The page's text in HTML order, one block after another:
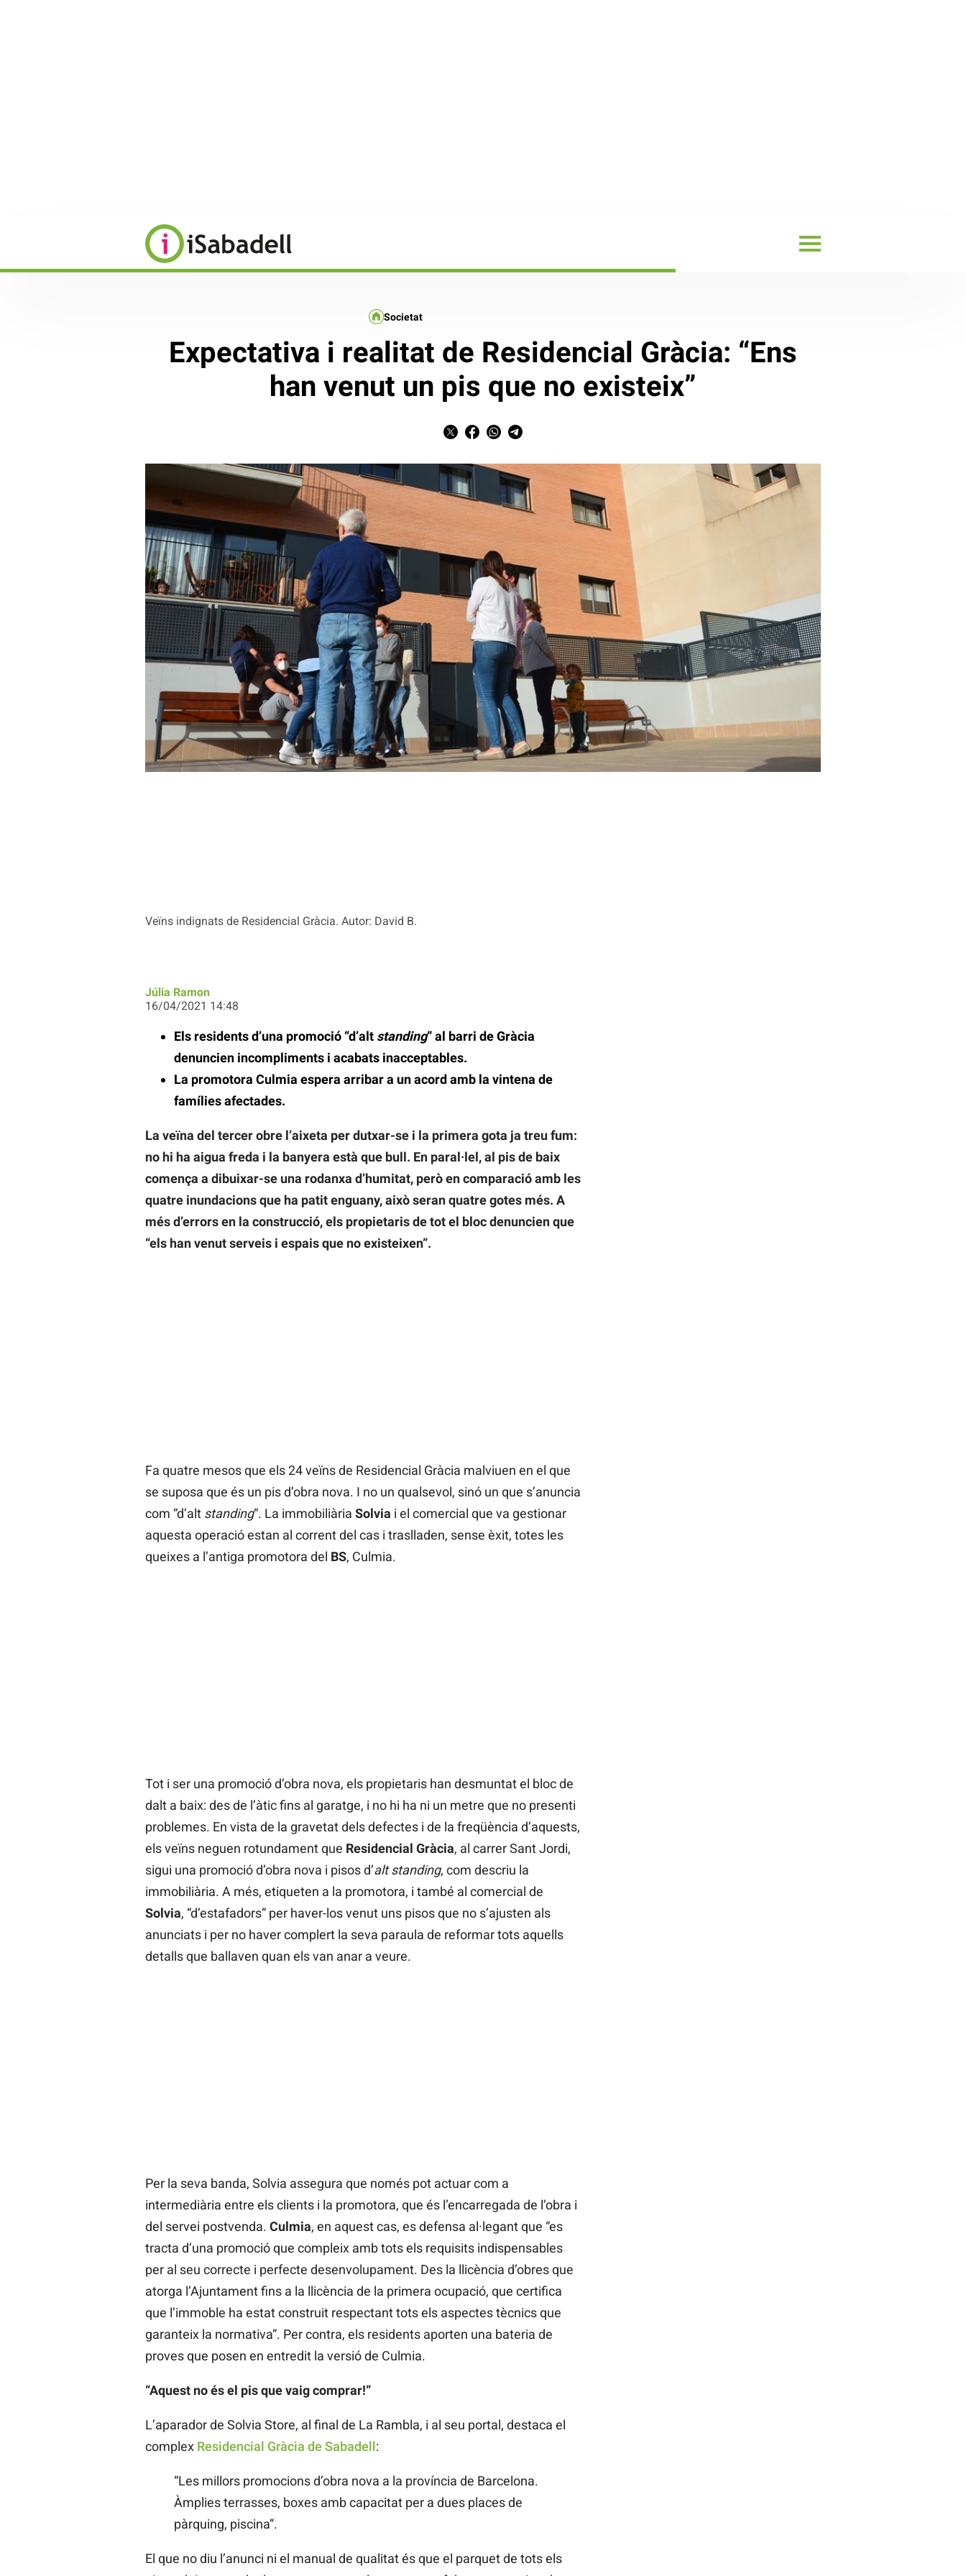
Veïns indignats de Residencial Gràcia. Autor: David B.
Societat
Expectativa i realitat de Residencial Gràcia: “Ens
han venut un pis que no existeix”
Júlia Ramon
16/04/2021 14:48
Els residents d’una promoció “d’alt standing” al barri de Gràcia
denuncien incompliments i acabats inacceptables.
La promotora Culmia espera arribar a un acord amb la vintena de
famílies afectades.
La veïna del tercer obre l’aixeta per dutxar-se i la primera gota ja treu fum:
no hi ha aigua freda i la banyera està que bull. En paral·lel, al pis de baix
comença a dibuixar-se una rodanxa d’humitat, però en comparació amb les
quatre inundacions que ha patit enguany, això seran quatre gotes més. A
més d’errors en la construcció, els propietaris de tot el bloc denuncien que
“els han venut serveis i espais que no existeixen”.
Fa quatre mesos que els 24 veïns de Residencial Gràcia malviuen en el que
se suposa que és un pis d’obra nova. I no un qualsevol, sinó un que s’anuncia
com “d’alt standing“. La immobiliària Solvia i el comercial que va gestionar
aquesta operació estan al corrent del cas i traslladen, sense èxit, totes les
queixes a l’antiga promotora del BS, Culmia.
Tot i ser una promoció d’obra nova, els propietaris han desmuntat el bloc de
dalt a baix: des de l’àtic fins al garatge, i no hi ha ni un metre que no presenti
problemes. En vista de la gravetat dels defectes i de la freqüència d’aquests,
els veïns neguen rotundament que Residencial Gràcia, al carrer Sant Jordi,
sigui una promoció d’obra nova i pisos d’alt standing, com descriu la
immobiliària. A més, etiqueten a la promotora, i també al comercial de
Solvia, “d’estafadors” per haver-los venut uns pisos que no s’ajusten als
anunciats i per no haver complert la seva paraula de reformar tots aquells
detalls que ballaven quan els van anar a veure.
Per la seva banda, Solvia assegura que només pot actuar com a
intermediària entre els clients i la promotora, que és l’encarregada de l’obra i
del servei postvenda. Culmia, en aquest cas, es defensa al·legant que “es
tracta d’una promoció que compleix amb tots els requisits indispensables
per al seu correcte i perfecte desenvolupament. Des la llicència d’obres que
atorga l’Ajuntament fins a la llicència de la primera ocupació, que certifica
que l’immoble ha estat construit respectant tots els aspectes tècnics que
garanteix la normativa”. Per contra, els residents aporten una bateria de
proves que posen en entredit la versió de Culmia.
“Aquest no és el pis que vaig comprar!”
L’aparador de Solvia Store, al final de La Rambla, i al seu portal, destaca el
complex Residencial Gràcia de Sabadell:
“Les millors promocions d’obra nova a la província de Barcelona.
Àmplies terrasses, boxes amb capacitat per a dues places de
pàrquing, piscina”.
El que no diu l’anunci ni el manual de qualitat és que el parquet de tots els